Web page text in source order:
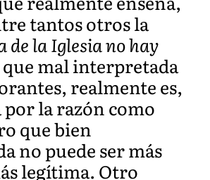
tantos otros la
de la Iglesia no hay
que mal interpretada
realmente es,
la razón como
que bien
no puede ser más
legítima. Otro